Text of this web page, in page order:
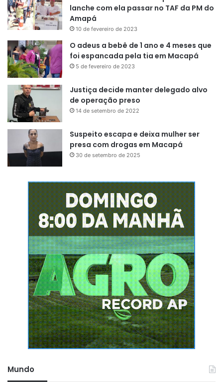
lanche com ela passar no TAF da PM do
Amapá
10 de fevereiro de 2023
O adeus a bebê de 1 ano e 4 meses que
foi espancada pela tia em Macapá
5 de fevereiro de 2023
Justiça decide manter delegado alvo
de operação preso
14 de setembro de 2022
Suspeito escapa e deixa mulher ser
presa com drogas em Macapá
30 de setembro de 2025
Mundo